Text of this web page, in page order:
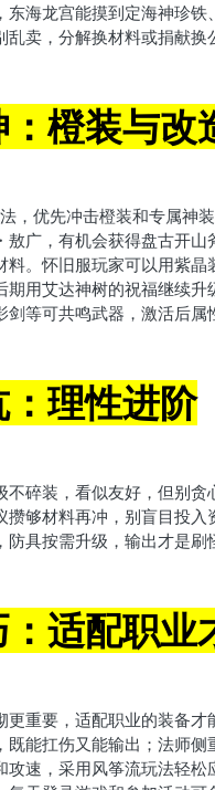
东海龙宫能摸到定海神珍
乱卖，分解换材料或捐献换
：橙装与改
，优先冲击橙装和专属神
敖广，有机会获得盘古开
料。怀旧服玩家可以用紫
期用艾达神树的祝福继续
剑等可共鸣武器，激活后属
理性进阶
不碎装，看似友好，但别
攒够材料再冲，别盲目投
防具按需升级，输出才是刷
适配职业
更重要，适配职业的装备
既能扛伤又能输出；法师
攻速，采用风筝流玩法轻